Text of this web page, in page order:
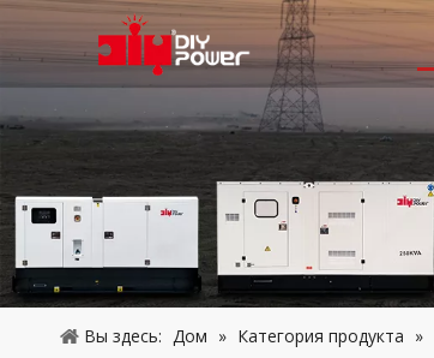
Вы здесь: Дом » Категория продукта »